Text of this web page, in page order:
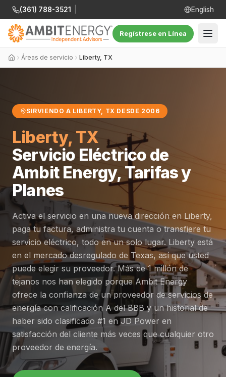
(361) 788-3521 English
Regístrese en Línea
Áreas de servicio Liberty, TX
SIRVIENDO A LIBERTY, TX DESDE 2006
Liberty, TX
Servicio Eléctrico de
Ambit Energy, Tarifas y
Planes
Activa el servicio en una nueva dirección en Liberty,
paga tu factura, administra tu cuenta o transfiere tu
servicio eléctrico, todo en un solo lugar. Liberty está
en el mercado desregulado de Texas, así que usted
puede elegir su proveedor. Más de 1 millón de
tejanos nos han elegido porque Ambit Energy
ofrece la confianza de un proveedor de servicios de
energía con calificación A del BBB y un historial de
haber sido clasificado #1 en JD Power en
satisfacción del cliente más veces que cualquier otro
proveedor de energía.